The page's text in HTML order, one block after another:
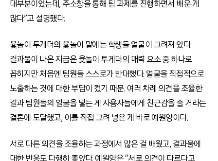
대부분이었는데, 주소창을 통해 팀 과제를 진행하면서 배운 게
많다”고 설명했다.
윷놀이 투게더의 윷놀이 말에는 학생들 얼굴이 그려져 있다.
결과물이 나온 지금은 윷놀이 투게더의 매력 요소 중 하나로
꼽히지만 처음엔 팀원들 스스로가 반대했다. 얼굴을 직접적으로
노출하는 것에 대한 부담이 컸기 때문. 여러 차례 의견을 조율한
결과 팀원들의 얼굴을 넣는 게 사용자들에게 친근감을 줄 거라는
결론에 도달했고, 이를 직접 그려 넣은 게 바로 예원양이다.
서로 다른 의견을 조율하는 과정에서 많은 걸 배웠고, 결과물에
대한 반응도 다행히 좋았다. 예원양은 “서로 의견이 다르다고